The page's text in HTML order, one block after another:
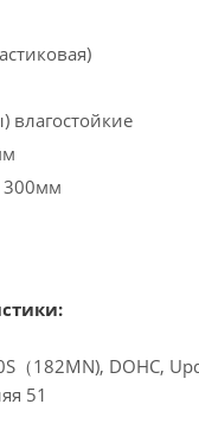
влагостойкие
（182MN), DOHC,
51